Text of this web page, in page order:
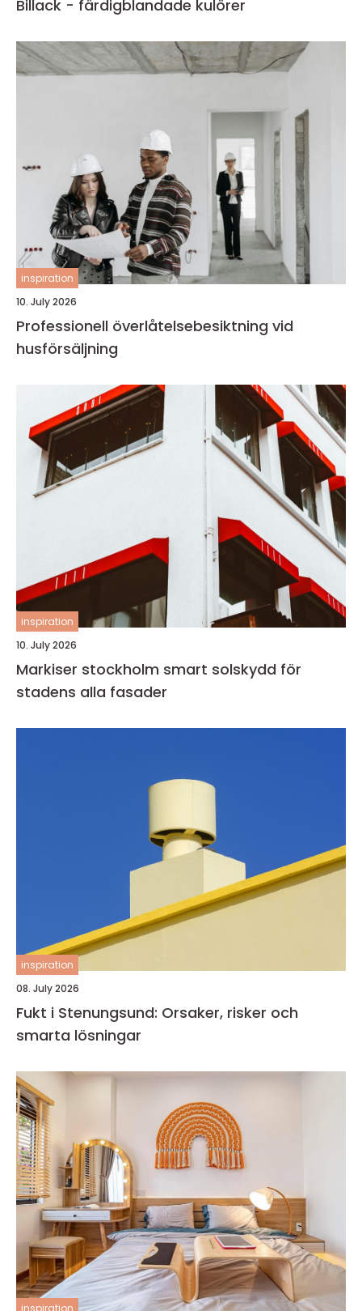
Billack - färdigblandade kulörer
inspiration
10. July 2026
Professionell överlåtelsebesiktning vid
husförsäljning
inspiration
10. July 2026
Markiser stockholm smart solskydd för
stadens alla fasader
inspiration
08. July 2026
Fukt i Stenungsund: Orsaker, risker och
smarta lösningar
inspiration